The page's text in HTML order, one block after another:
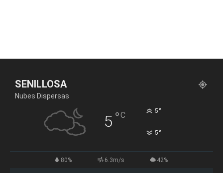
SENILLOSA
Nubes Dispersas
5 °C 5°
5°
80% 6.3m/s 42%